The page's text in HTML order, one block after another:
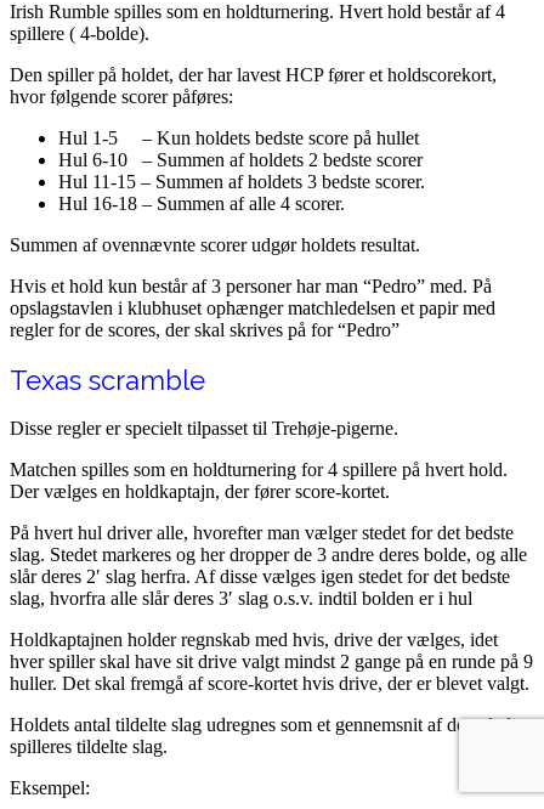
Irish Rumble spilles som en holdturnering. Hvert hold består af 4
spillere ( 4-bolde).
Den spiller på holdet, der har lavest HCP fører et holdscorekort,
hvor følgende scorer påføres:
Hul 1-5 – Kun holdets bedste score på hullet
Hul 6-10 – Summen af holdets 2 bedste scorer
Hul 11-15 – Summen af holdets 3 bedste scorer.
Hul 16-18 – Summen af alle 4 scorer.
Summen af ovennævnte scorer udgør holdets resultat.
Hvis et hold kun består af 3 personer har man “Pedro” med. På
opslagstavlen i klubhuset ophænger matchledelsen et papir med
regler for de scores, der skal skrives på for “Pedro”
Texas scramble
Disse regler er specielt tilpasset til Trehøje-pigerne.
Matchen spilles som en holdturnering for 4 spillere på hvert hold.
Der vælges en holdkaptajn, der fører score-kortet.
På hvert hul driver alle, hvorefter man vælger stedet for det bedste
slag. Stedet markeres og her dropper de 3 andre deres bolde, og alle
slår deres 2′ slag herfra. Af disse vælges igen stedet for det bedste
slag, hvorfra alle slår deres 3′ slag o.s.v. indtil bolden er i hul
Holdkaptajnen holder regnskab med hvis, drive der vælges, idet
hver spiller skal have sit drive valgt mindst 2 gange på en runde på 9
huller. Det skal fremgå af score-kortet hvis drive, der er blevet valgt.
Holdets antal tildelte slag udregnes som et gennemsnit af de enkelte
spilleres tildelte slag.
Eksempel: